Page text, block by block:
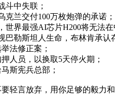
斗中失联；
兰交付100万枚炮弹的承诺；
世界最强AI芯片H200将无法
巴勒斯坦人生命，布林肯承认
法修正案；
人员，以换取5天停火期；
斯宪兵总部；
要轻言放弃，用你足够的毅